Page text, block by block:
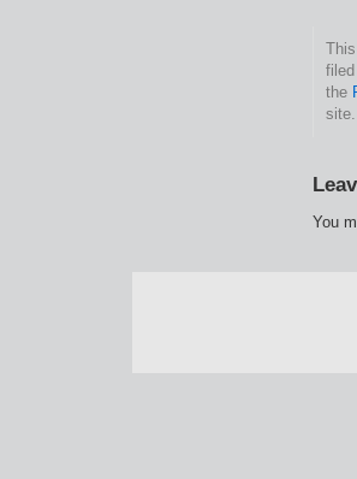
the
site.
You